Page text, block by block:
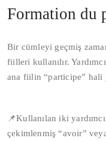
Formation du
Bir cümleyi geçmiş
fiilleri kullanılır.
ana fiilin “participe” hali
📌Kullanılan iki
çekimlenmiş “avoir”